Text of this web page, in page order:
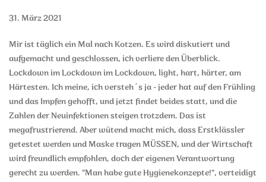
31. März 2021
Mir ist täglich ein Mal nach Kotzen. Es wird diskutiert und
aufgemacht und geschlossen, ich verliere den Überblick.
Lockdown im Lockdown im Lockdown, light, hart, härter, am
Härtesten. Ich meine, ich versteh´s ja - jeder hat auf den Frühling
und das Impfen gehofft, und jetzt findet beides statt, und die
Zahlen der Neuinfektionen steigen trotzdem. Das ist
megafrustrierend. Aber wütend macht mich, dass Erstklässler
getestet werden und Maske tragen MÜSSEN, und der Wirtschaft
wird freundlich empfohlen, doch der eigenen Verantwortung
gerecht zu werden. "Man habe gute Hygienekonzepte!", verteidigt